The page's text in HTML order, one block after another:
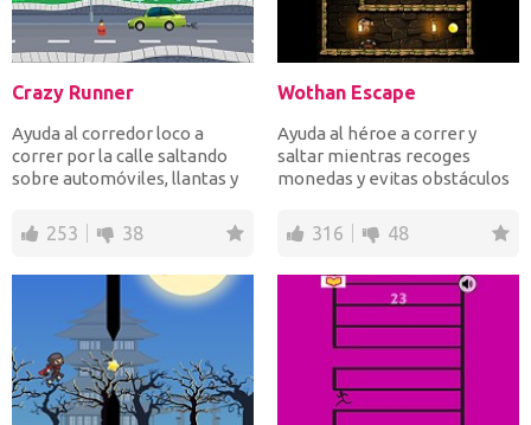
Crazy Runner
Ayuda al corredor loco a
correr por la calle saltando
sobre automóviles, llantas y
253 38
Wothan Escape
Ayuda al héroe a correr y
saltar mientras recoges
monedas y evitas obstáculos
316 48